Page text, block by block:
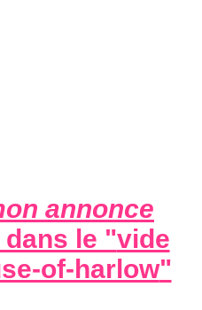
annonce
le "vide
of-harlow"